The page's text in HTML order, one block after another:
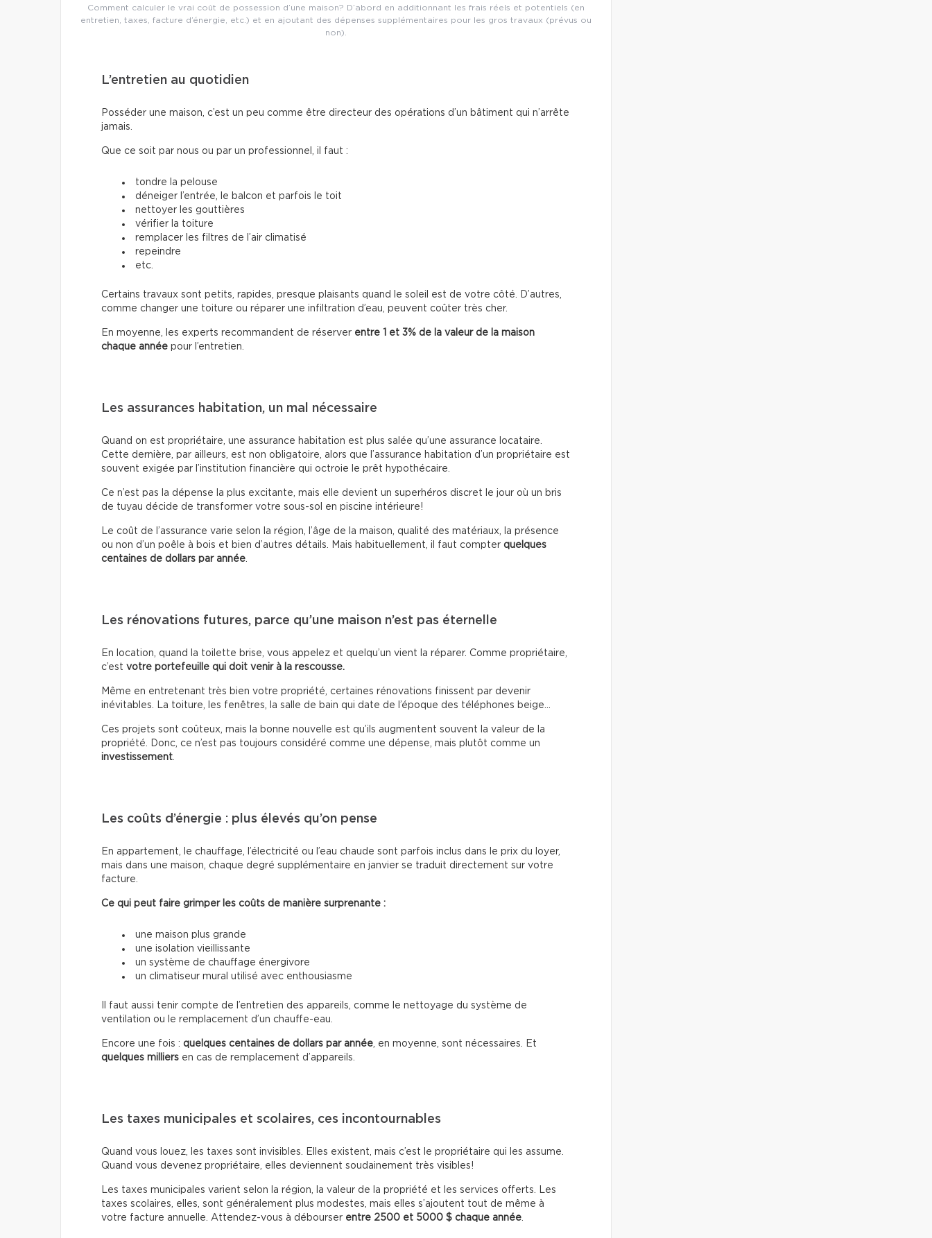
Comment calculer le vrai coût de possession d’une maison? D’abord en additionnant les frais réels et potentiels (en
entretien, taxes, facture d’énergie, etc.) et en ajoutant des dépenses supplémentaires pour les gros travaux (prévus ou
non).
L’entretien au quotidien
Posséder une maison, c’est un peu comme être directeur des opérations d’un bâtiment qui n’arrête
jamais.
Que ce soit par nous ou par un professionnel, il faut :
tondre la pelouse
déneiger l’entrée, le balcon et parfois le toit
nettoyer les gouttières
vérifier la toiture
remplacer les filtres de l’air climatisé
repeindre
etc.
Certains travaux sont petits, rapides, presque plaisants quand le soleil est de votre côté. D’autres,
comme changer une toiture ou réparer une infiltration d’eau, peuvent coûter très cher.
En moyenne, les experts recommandent de réserver entre 1 et 3% de la valeur de la maison
chaque année pour l’entretien.
Les assurances habitation, un mal nécessaire
Quand on est propriétaire, une assurance habitation est plus salée qu’une assurance locataire.
Cette dernière, par ailleurs, est non obligatoire, alors que l’assurance habitation d’un propriétaire est
souvent exigée par l’institution financière qui octroie le prêt hypothécaire.
Ce n’est pas la dépense la plus excitante, mais elle devient un superhéros discret le jour où un bris
de tuyau décide de transformer votre sous-sol en piscine intérieure!
Le coût de l’assurance varie selon la région, l’âge de la maison, qualité des matériaux, la présence
ou non d’un poêle à bois et bien d’autres détails. Mais habituellement, il faut compter quelques
centaines de dollars par année.
Les rénovations futures, parce qu’une maison n’est pas éternelle
En location, quand la toilette brise, vous appelez et quelqu’un vient la réparer. Comme propriétaire,
c’est votre portefeuille qui doit venir à la rescousse.
Même en entretenant très bien votre propriété, certaines rénovations finissent par devenir
inévitables. La toiture, les fenêtres, la salle de bain qui date de l’époque des téléphones beige…
Ces projets sont coûteux, mais la bonne nouvelle est qu’ils augmentent souvent la valeur de la
propriété. Donc, ce n’est pas toujours considéré comme une dépense, mais plutôt comme un
investissement.
Les coûts d’énergie : plus élevés qu’on pense
En appartement, le chauffage, l’électricité ou l’eau chaude sont parfois inclus dans le prix du loyer,
mais dans une maison, chaque degré supplémentaire en janvier se traduit directement sur votre
facture.
Ce qui peut faire grimper les coûts de manière surprenante :
une maison plus grande
une isolation vieillissante
un système de chauffage énergivore
un climatiseur mural utilisé avec enthousiasme
Il faut aussi tenir compte de l’entretien des appareils, comme le nettoyage du système de
ventilation ou le remplacement d’un chauffe-eau.
Encore une fois : quelques centaines de dollars par année, en moyenne, sont nécessaires. Et
quelques milliers en cas de remplacement d’appareils.
Les taxes municipales et scolaires, ces incontournables
Quand vous louez, les taxes sont invisibles. Elles existent, mais c’est le propriétaire qui les assume.
Quand vous devenez propriétaire, elles deviennent soudainement très visibles!
Les taxes municipales varient selon la région, la valeur de la propriété et les services offerts. Les
taxes scolaires, elles, sont généralement plus modestes, mais elles s’ajoutent tout de même à
votre facture annuelle. Attendez-vous à débourser entre 2500 et 5000 $ chaque année.